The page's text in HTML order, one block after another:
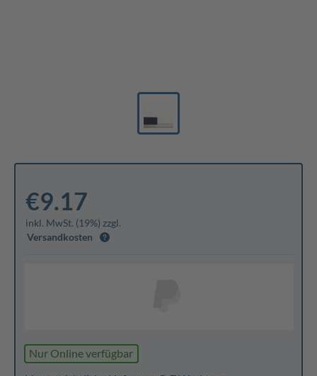
€9.17
inkl. MwSt. (19%) zzgl.
Versandkosten
Nur Online verfügbar